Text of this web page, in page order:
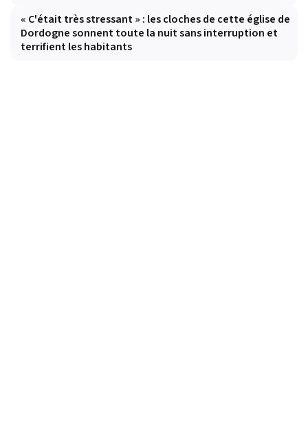
« C'était très stressant » : les cloches de cette église de
Dordogne sonnent toute la nuit sans interruption et
terrifient les habitants